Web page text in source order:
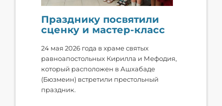
Празднику посвятили
сценку и мастер-класс
24 мая 2026 года в храме святых
равноапостольных Кирилла и Мефодия,
который расположен в Ашхабаде
(Бюзмеин) встретили престольный
праздник.